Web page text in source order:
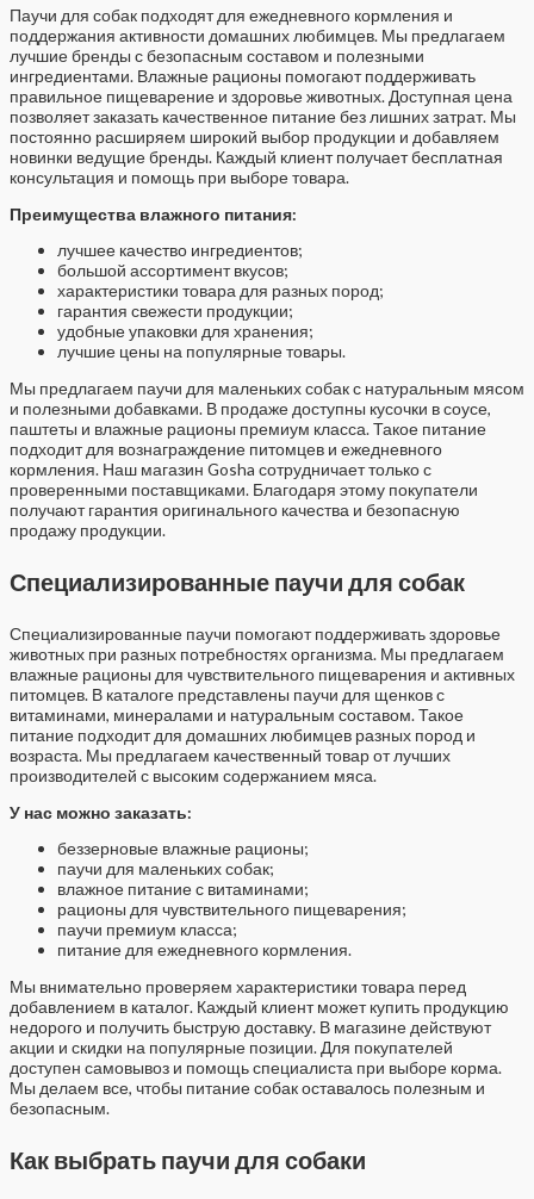
Паучи для собак подходят для ежедневного кормления и
поддержания активности домашних любимцев. Мы предлагаем
лучшие бренды с безопасным составом и полезными
ингредиентами. Влажные рационы помогают поддерживать
правильное пищеварение и здоровье животных. Доступная цена
позволяет заказать качественное питание без лишних затрат. Мы
постоянно расширяем широкий выбор продукции и добавляем
новинки ведущие бренды. Каждый клиент получает бесплатная
консультация и помощь при выборе товара.
Преимущества влажного питания:
лучшее качество ингредиентов;
большой ассортимент вкусов;
характеристики товара для разных пород;
гарантия свежести продукции;
удобные упаковки для хранения;
лучшие цены на популярные товары.
Мы предлагаем паучи для маленьких собак с натуральным мясом
и полезными добавками. В продаже доступны кусочки в соусе,
паштеты и влажные рационы премиум класса. Такое питание
подходит для вознаграждение питомцев и ежедневного
кормления. Наш магазин Gosha сотрудничает только с
проверенными поставщиками. Благодаря этому покупатели
получают гарантия оригинального качества и безопасную
продажу продукции.
Специализированные паучи для собак
Специализированные паучи помогают поддерживать здоровье
животных при разных потребностях организма. Мы предлагаем
влажные рационы для чувствительного пищеварения и активных
питомцев. В каталоге представлены паучи для щенков с
витаминами, минералами и натуральным составом. Такое
питание подходит для домашних любимцев разных пород и
возраста. Мы предлагаем качественный товар от лучших
производителей с высоким содержанием мяса.
У нас можно заказать:
беззерновые влажные рационы;
паучи для маленьких собак;
влажное питание с витаминами;
рационы для чувствительного пищеварения;
паучи премиум класса;
питание для ежедневного кормления.
Мы внимательно проверяем характеристики товара перед
добавлением в каталог. Каждый клиент может купить продукцию
недорого и получить быструю доставку. В магазине действуют
акции и скидки на популярные позиции. Для покупателей
доступен самовывоз и помощь специалиста при выборе корма.
Мы делаем все, чтобы питание собак оставалось полезным и
безопасным.
Как выбрать паучи для собаки